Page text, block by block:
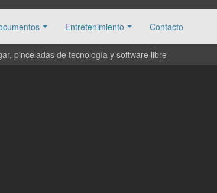
Entretenimiento Contacto
pinceladas de tecnología y software libre